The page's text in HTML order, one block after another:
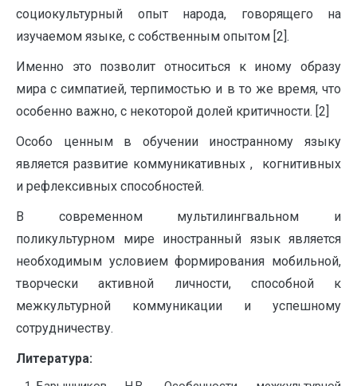
социокультурный опыт народа, говорящего на
изучаемом языке, с собственным опытом [2].
Именно это позволит относиться к иному образу
мира с симпатией, терпимо­стью и в то же время, что
особенно важно, с некоторой долей критичности. [2]
Особо ценным в обучении иностранному языку
является развитие коммуникативных , когнитивных
и рефлексивных способностей.
В современном мультилингвальном и
поликультурном мире иностранный язык является
необходимым условием формирования мобильной,
творчески активной личности, способной к
межкультурной коммуникации и успешному
сотрудничеству.
Литература: